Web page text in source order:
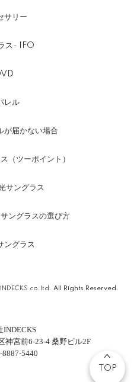
サリー
ス- IFO
レル
が届かない場合
（ツーポイント）
サングラス
ングラスの選び方
ングラス
INDECKS
神宮前6-23-4 桑野ビル2F
5440
INDECKS co.ltd. All Rights Reserved.
TOP